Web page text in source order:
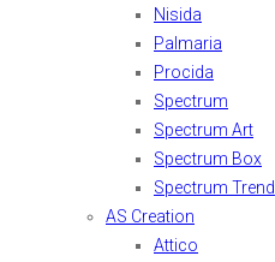
Nisida
Palmaria
Procida
Spectrum
Spectrum Art
Spectrum Box
Spectrum Trend
AS Creation
Attico